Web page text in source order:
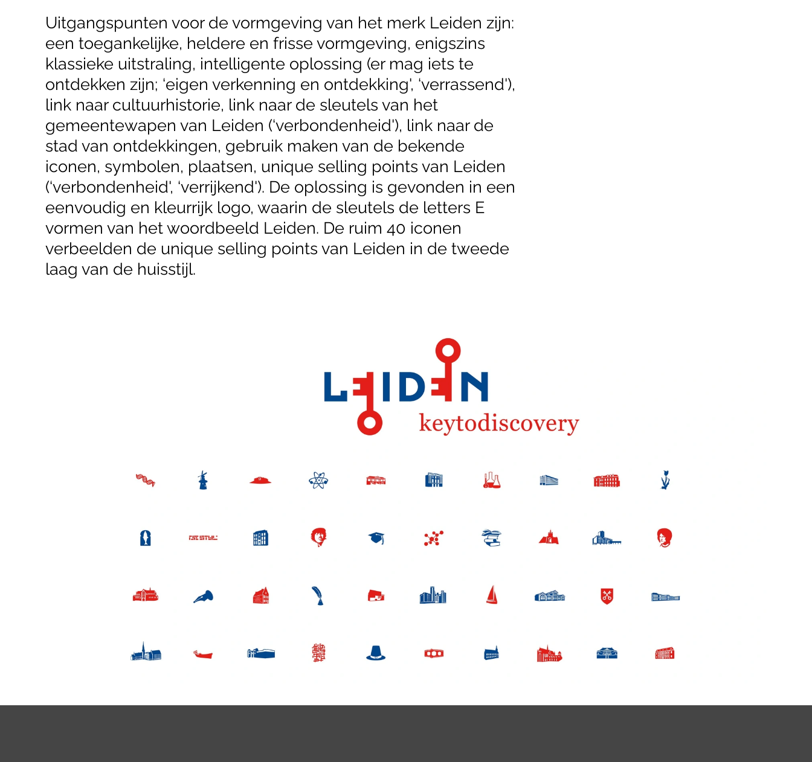
Uitgangspunten voor de vormgeving van het merk Leiden zijn:
een toegankelijke, heldere en frisse vormgeving, enigszins
klassieke uitstraling, intelligente oplossing (er mag iets te
ontdekken zijn; ‘eigen verkenning en ontdekking', ‘verrassend'),
link naar cultuurhistorie, link naar de sleutels van het
gemeentewapen van Leiden (‘verbondenheid'), link naar de
stad van ontdekkingen, gebruik maken van de bekende
iconen, symbolen, plaatsen, unique selling points van Leiden
(‘verbondenheid', ‘verrijkend'). De oplossing is gevonden in een
eenvoudig en kleurrijk logo, waarin de sleutels de letters E
vormen van het woordbeeld Leiden. De ruim 40 iconen
verbeelden de unique selling points van Leiden in de tweede
laag van de huisstijl.